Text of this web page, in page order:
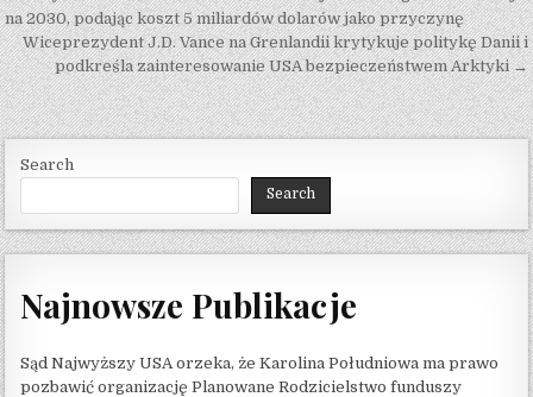
na 2030, podając koszt 5 miliardów dolarów jako przyczynę
Wiceprezydent J.D. Vance na Grenlandii krytykuje politykę Danii i
podkreśla zainteresowanie USA bezpieczeństwem Arktyki →
Search
Search
Najnowsze Publikacje
Sąd Najwyższy USA orzeka, że ​​Karolina Południowa ma prawo
pozbawić organizację Planowane Rodzicielstwo funduszy